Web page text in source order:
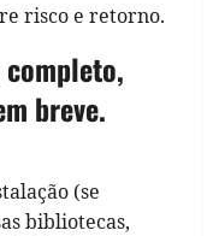
risco e retorno.
completo,
breve.
(se
bibliotecas,